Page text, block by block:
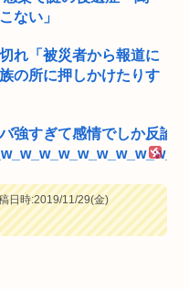
ない」
れ「被災者から報道に
の所に押しかけたりす
強すぎて感情でしか反論
日時:2019/11/29(金)